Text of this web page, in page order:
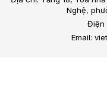
Nghệ,
Điện
Email: